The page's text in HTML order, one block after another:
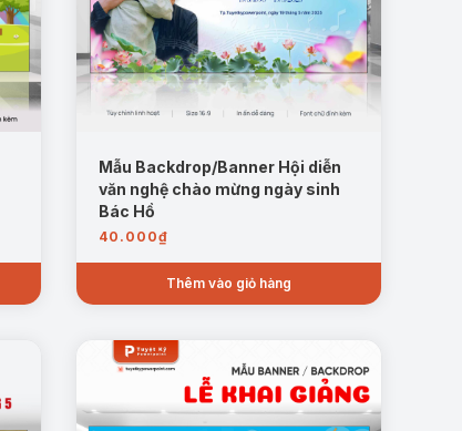
Mẫu Backdrop/Banner Hội diễn
văn nghệ chào mừng ngày sinh
Bác Hồ
40.000₫
Thêm vào giỏ hàng